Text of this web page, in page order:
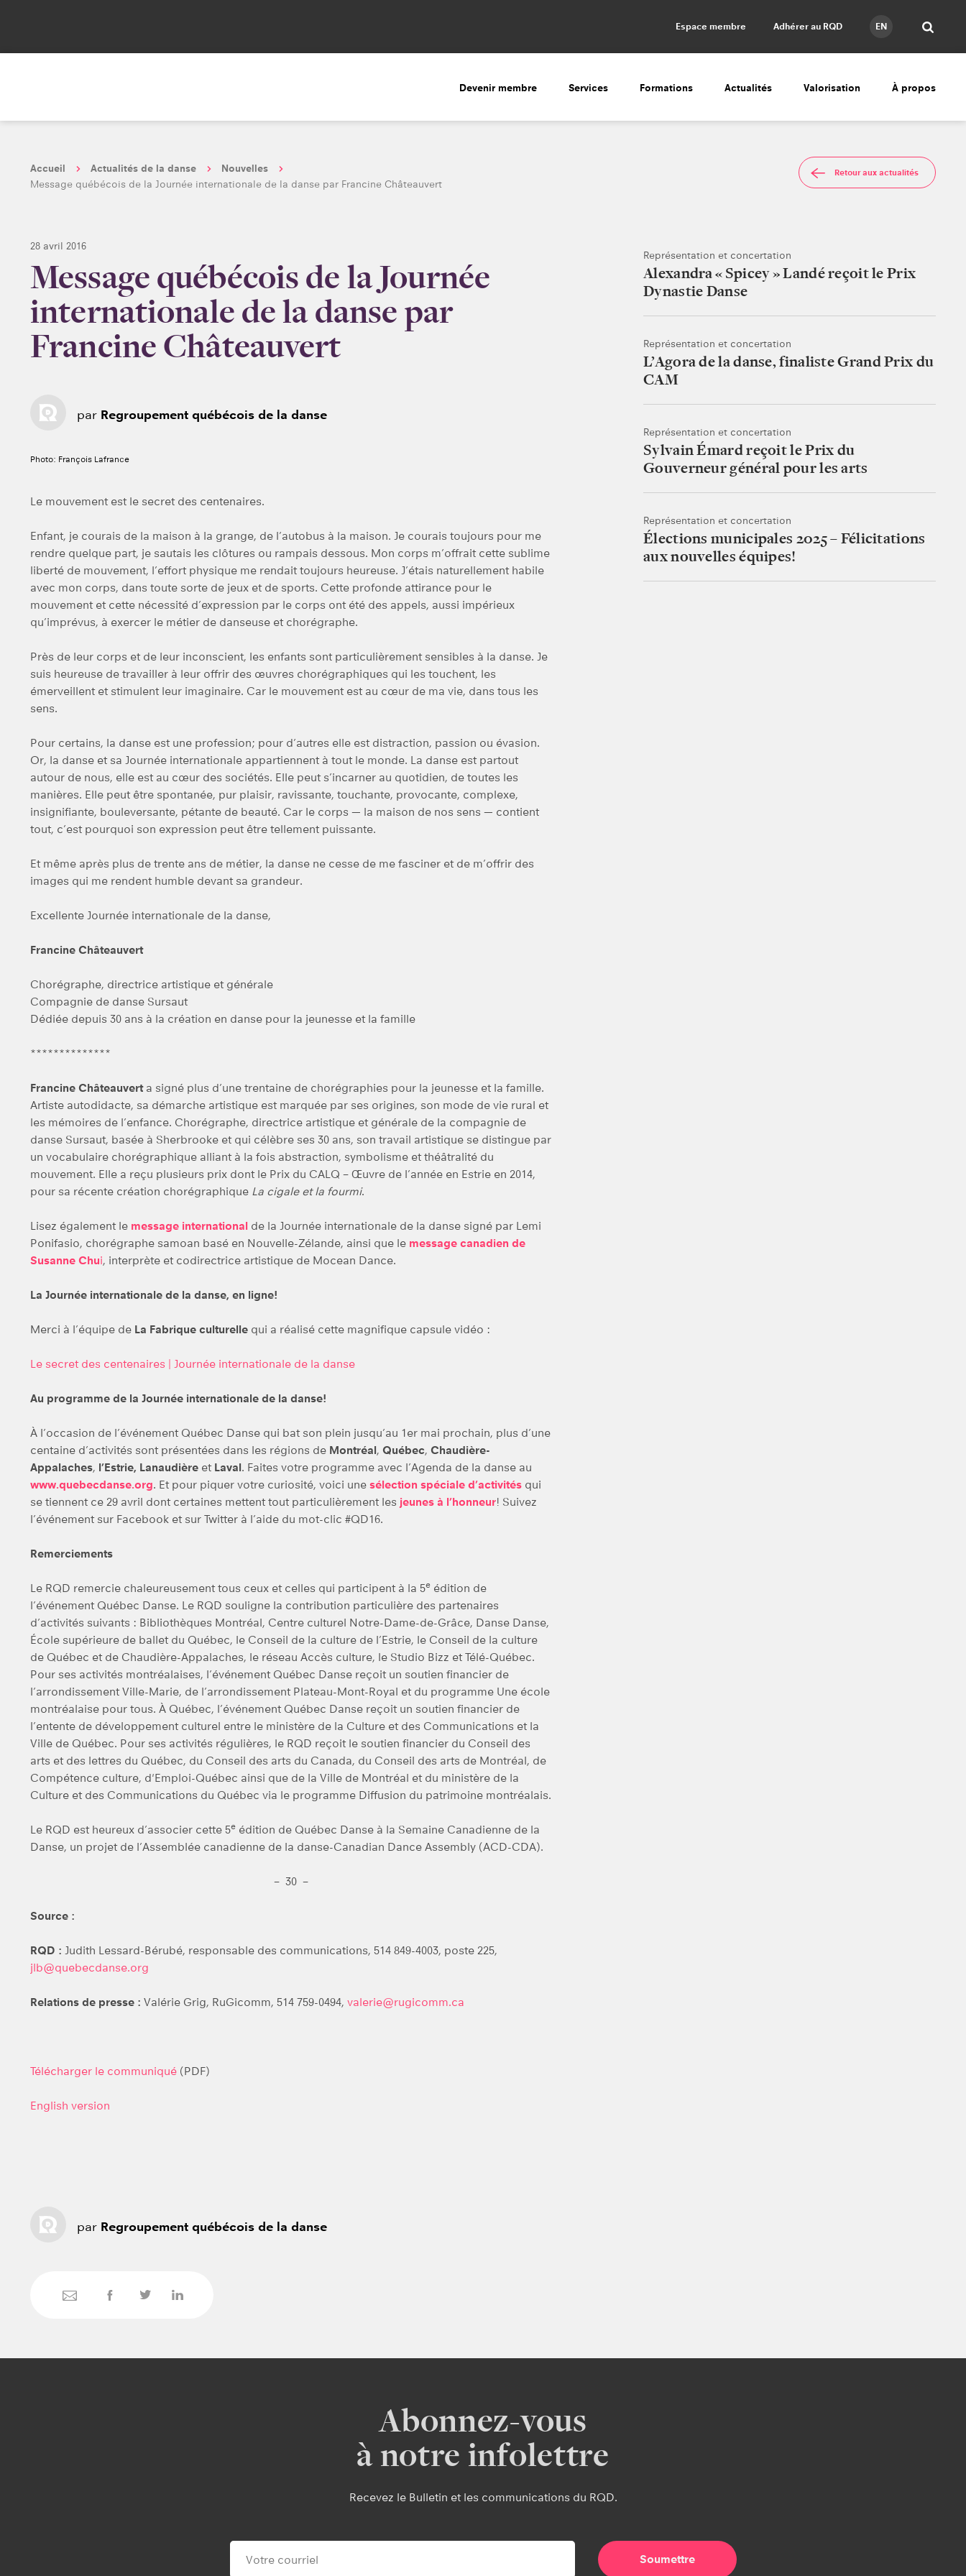
EN
Adhérer au RQD
Espace membre
Devenir membre Services Formations Actualités Valorisation À propos
Accueil Actualités de la danse
Nouvelles
Message québécois de la Journée internationale de la danse par Francine Châteauvert
28 avril 2016
Message québécois de la Journée
internationale de la danse par
Francine Châteauvert
par Regroupement québécois de la danse
Photo: François Lafrance
Le mouvement est le secret des centenaires.
Enfant, je courais de la maison à la grange, de l’autobus à la maison. Je courais toujours pour me
rendre quelque part, je sautais les clôtures ou rampais dessous. Mon corps m’offrait cette sublime
liberté de mouvement, l’effort physique me rendait toujours heureuse. J’étais naturellement habile
avec mon corps, dans toute sorte de jeux et de sports. Cette profonde attirance pour le
mouvement et cette nécessité d’expression par le corps ont été des appels, aussi impérieux
qu’imprévus, à exercer le métier de danseuse et chorégraphe.
Près de leur corps et de leur inconscient, les enfants sont particulièrement sensibles à la danse. Je
suis heureuse de travailler à leur offrir des œuvres chorégraphiques qui les touchent, les
émerveillent et stimulent leur imaginaire. Car le mouvement est au cœur de ma vie, dans tous les
sens.
Pour certains, la danse est une profession; pour d’autres elle est distraction, passion ou évasion.
Or, la danse et sa Journée internationale appartiennent à tout le monde. La danse est partout
autour de nous, elle est au cœur des sociétés. Elle peut s’incarner au quotidien, de toutes les
manières. Elle peut être spontanée, pur plaisir, ravissante, touchante, provocante, complexe,
insignifiante, bouleversante, pétante de beauté. Car le corps — la maison de nos sens — contient
tout, c’est pourquoi son expression peut être tellement puissante.
Et même après plus de trente ans de métier, la danse ne cesse de me fasciner et de m’offrir des
images qui me rendent humble devant sa grandeur.
Excellente Journée internationale de la danse,
Francine Châteauvert
Chorégraphe, directrice artistique et générale
Compagnie de danse Sursaut
Dédiée depuis 30 ans à la création en danse pour la jeunesse et la famille
**************
Francine Châteauverta signé plus d’une trentaine de chorégraphies pour la jeunesse et la famille.
Artiste autodidacte, sa démarche artistique est marquée par ses origines, son mode de vie rural et
les mémoires de l’enfance. Chorégraphe, directrice artistique et générale de la compagnie de
danse Sursaut, basée à Sherbrooke et qui célèbre ses 30 ans, son travail artistique se distingue par
un vocabulaire chorégraphique alliant à la fois abstraction, symbolisme et théâtralité du
mouvement. Elle a reçu plusieurs prix dont le Prix du CALQ – Œuvre de l’année en Estrie en 2014,
pour sa récente création chorégraphique La cigale et la fourmi.
Lisez également le message international de la Journée internationale de la danse signé par Lemi
Ponifasio, chorégraphe samoan basé en Nouvelle-Zélande, ainsi que le message canadien de
Susanne Chui, interprète et codirectrice artistique de Mocean Dance.
La Journée internationale de la danse, en ligne!
Merci à l’équipe de La Fabrique culturelle qui a réalisé cette magnifique capsule vidéo :
Le secret des centenaires | Journée internationale de la danse
Au programme de la Journée internationale de la danse!
À l’occasion de l’événement Québec Danse qui bat son plein jusqu’au 1er mai prochain, plus d’une
centaine d’activités sont présentées dans les régions de Montréal, Québec, Chaudière-
Appalaches, l’Estrie, Lanaudière et Laval. Faites votre programme avec l’Agenda de la danse au
www.quebecdanse.org. Et pour piquer votre curiosité, voici une sélection spéciale d’activités qui
se tiennent ce 29 avril dont certaines mettent tout particulièrement les jeunes à l’honneur! Suivez
l’événement sur Facebook et sur Twitter à l’aide du mot-clic #QD16.
Remerciements
Le RQD remercie chaleureusement tous ceux et celles qui participent à la 5e édition de
l’événement Québec Danse. Le RQD souligne la contribution particulière des partenaires
d’activités suivants : Bibliothèques Montréal, Centre culturel Notre-Dame-de-Grâce, Danse Danse,
École supérieure de ballet du Québec, le Conseil de la culture de l’Estrie, le Conseil de la culture
de Québec et de Chaudière-Appalaches, le réseau Accès culture, le Studio Bizz et Télé-Québec.
Pour ses activités montréalaises, l’événement Québec Danse reçoit un soutien financier de
l’arrondissement Ville-Marie, de l’arrondissement Plateau-Mont-Royal et du programme Une école
montréalaise pour tous. À Québec, l’événement Québec Danse reçoit un soutien financier de
l’entente de développement culturel entre le ministère de la Culture et des Communications et la
Ville de Québec. Pour ses activités régulières, le RQD reçoit le soutien financier du Conseil des
arts et des lettres du Québec, du Conseil des arts du Canada, du Conseil des arts de Montréal, de
Compétence culture, d'Emploi-Québec ainsi que de la Ville de Montréal et du ministère de la
Culture et des Communications du Québec via le programme Diffusion du patrimoine montréalais.
Le RQD est heureux d’associer cette 5e édition de Québec Danse à la Semaine Canadienne de la
Danse, un projet de l’Assemblée canadienne de la danse-Canadian Dance Assembly (ACD-CDA).
– 30 –
Source :
RQD : Judith Lessard-Bérubé, responsable des communications, 514 849-4003, poste 225,
jlb@quebecdanse.org
Relations de presse : Valérie Grig, RuGicomm, 514 759-0494, valerie@rugicomm.ca
Télécharger le communiqué (PDF)
English version
par Regroupement québécois de la danse
Retour aux actualités
Représentation et concertation
Alexandra « Spicey » Landé reçoit le Prix
Dynastie Danse
Représentation et concertation
L’Agora de la danse, finaliste Grand Prix du
CAM
Représentation et concertation
Sylvain Émard reçoit le Prix du
Gouverneur général pour les arts
Représentation et concertation
Élections municipales 2025 – Félicitations
aux nouvelles équipes!
Abonnez-vous
à notre infolettre
Recevez le Bulletin et les communications du RQD.